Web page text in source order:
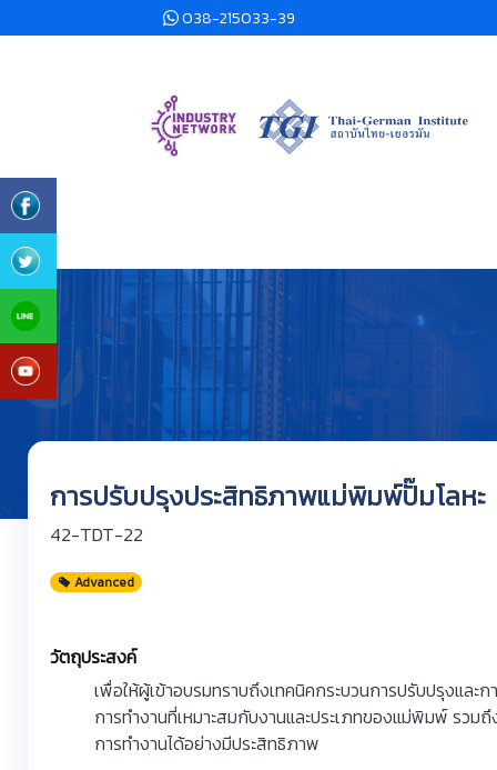
038-215033-39
การปรับปรุงประสิทธิภาพแม่พิมพ์ปั๊มโลหะ
42-TDT-22
Advanced
วัตถุประสงค์
เพื่อให้ผู้เข้าอบรมทราบถึงเทคนิคกระบวนการปรับปรุงและ
การทำงานที่เหมาะสมกับงานและประเภทของแม่พิมพ์ รวมถึ
การทำงานได้อย่างมีประสิทธิภาพ